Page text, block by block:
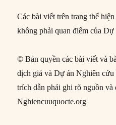
Các bài viết trên trang thể
không phải quan điểm của
© Bản quyền các bài viết và
dịch giả và Dự án Nghiên
trích dẫn phải ghi rõ nguồn
Nghiencuuquocte.org